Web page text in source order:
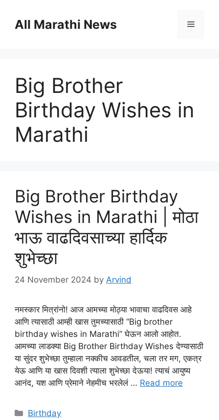
contentAll Marathi News Menu
Big Brother
Birthday Wishes in
Marathi
Big Brother Birthday
Wishes in Marathi | मोठा
भाऊ वाढदिवसाच्या हार्दिक
शुभेच्छा
24 November 2024 by Arvind
नमस्कार मित्रांनो! आज आमच्या मोठ्या भावाचा वाढदिवस आहे
आणि त्यासाठी आम्ही खास तुमच्यासाठी “Big brother
birthday wishes in Marathi” घेऊन आलो आहोत.
आमच्या लाडक्या Big Brother Birthday Wishes देण्यासाठी
या सुंदर शुभेच्छा तुम्हाला नक्कीच आवडतील, चला तर मग, एकत्र
येऊ आणि या खास दिवशी त्याला शुभेच्छा देऊया! त्याचं आयुष्य
आनंद, यश आणि प्रेमाने नेहमीच भरलेलं … Read more
Categories
Birthday